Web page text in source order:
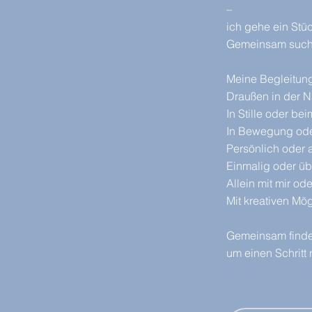
–
ich gehe ein
Gemeinsam
Meine
Draußen in der
In Stille oder
In Bewegung
Persönlich oder
Einmalig oder
Allein mit mir
Mit kreativen
Gemeinsam
um einen Schritt